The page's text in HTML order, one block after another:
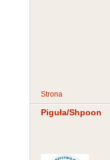
Strona
Piguła/Shpoon